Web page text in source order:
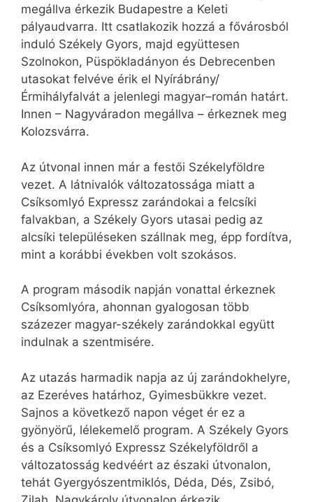
megállva érkezik Budapestre a Keleti
pályaudvarra. Itt csatlakozik hozzá a fővárosból
induló Székely Gyors, majd együttesen
Szolnokon, Püspökladányon és Debrecenben
utasokat felvéve érik el Nyírábrány/
Érmihályfalvát a jelenlegi magyar–román határt.
Innen – Nagyváradon megállva – érkeznek meg
Kolozsvárra.
Az útvonal innen már a festői Székelyföldre
vezet. A látnivalók változatossága miatt a
Csíksomlyó Expressz zarándokai a felcsíki
falvakban, a Székely Gyors utasai pedig az
alcsíki településeken szállnak meg, épp fordítva,
mint a korábbi években volt szokásos.
A program második napján vonattal érkeznek
Csíksomlyóra, ahonnan gyalogosan több
százezer magyar-székely zarándokkal együtt
indulnak a szentmisére.
Az utazás harmadik napja az új zarándokhelyre,
az Ezeréves határhoz, Gyimesbükkre vezet.
Sajnos a következő napon véget ér ez a
gyönyörű, lélekemelő program. A Székely Gyors
és a Csíksomlyó Expressz Székelyföldről a
változatosság kedvéért az északi útvonalon,
tehát Gyergyószentmiklós, Déda, Dés, Zsibó,